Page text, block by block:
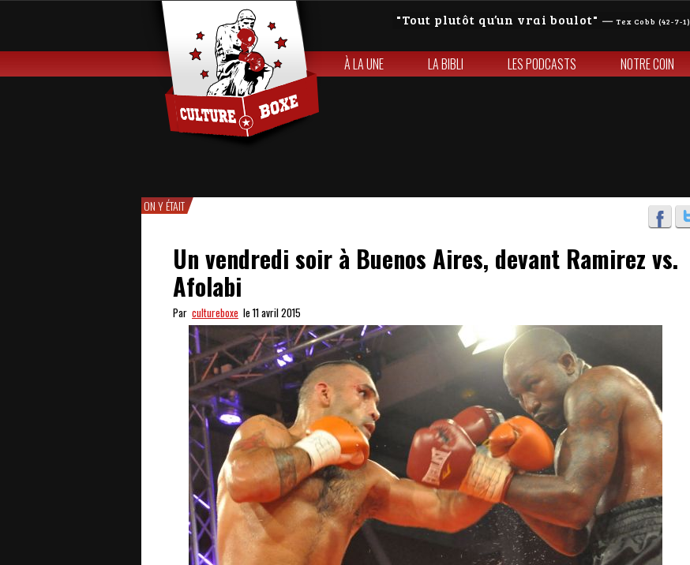
Tout plutôt qu’un vrai boulot — Tex Cobb (42-7-1)
À LA UNE LA BIBLI LES PODCASTS NOTRE COIN
ON Y ÉTAIT
Un vendredi soir à Buenos Aires, devant Ramirez vs.
Afolabi
Par cultureboxe le 11 avril 2015